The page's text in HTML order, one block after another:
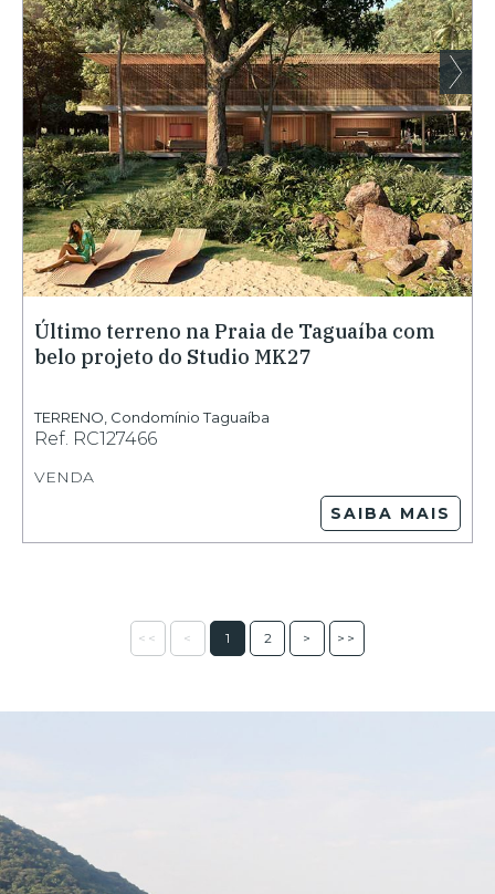
Último terreno na Praia de Taguaíba com
belo projeto do Studio MK27
TERRENO Condomínio Taguaíba
Ref. RC127466
VENDA
SAIBA MAIS
<< < 1 2 > >>